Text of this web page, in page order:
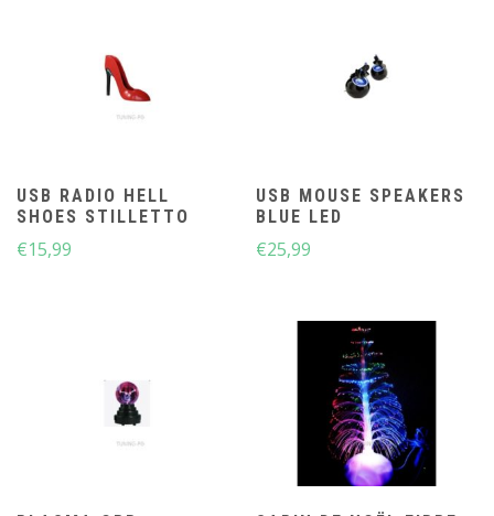
USB RADIO HELL
SHOES STILLETTO
€15,99
USB MOUSE SPEAKERS
BLUE LED
€25,99